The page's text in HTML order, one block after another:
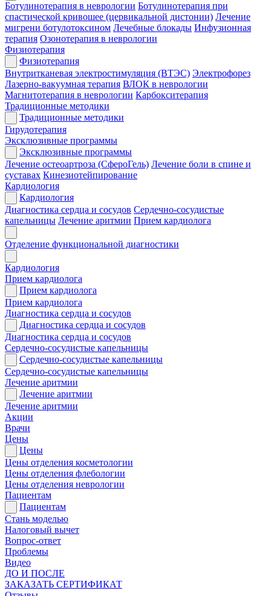
Ботулинотерапия в неврологии Ботулинотерапия при
спастической кривошее (цервикальной дистонии) Лечение
мигрени ботулотоксином Лечебные блокады Инфузионная
терапия Озонотерапия в неврологии
Физиотерапия
Физиотерапия
Внутритканевая электростимуляция (ВТЭС) Электрофорез
Лазерно-вакуумная терапия ВЛОК в неврологии
Магнитотерапия в неврологии Карбокситерапия
Традиционные методики
Традиционные методики
Гирудотерапия
Эксклюзивные программы
Эксклюзивные программы
Лечение остеоартроза (СфероГель) Лечение боли в спине и
суставах Кинезиотейпирование
Кардиология
Кардиология
Диагностика сердца и сосудов Сердечно-сосудистые
капельницы Лечение аритмии Прием кардиолога
Отделение функциональной диагностики
Кардиология
Прием кардиолога
Прием кардиолога
Прием кардиолога
Диагностика сердца и сосудов
Диагностика сердца и сосудов
Диагностика сердца и сосудов
Сердечно-сосудистые капельницы
Сердечно-сосудистые капельницы
Сердечно-сосудистые капельницы
Лечение аритмии
Лечение аритмии
Лечение аритмии
Акции
Врачи
Цены
Цены
Цены отделения косметологии
Цены отделения флебологии
Цены отделения неврологии
Пациентам
Пациентам
Стань моделью
Налоговый вычет
Вопрос-ответ
Проблемы
Видео
ДО И ПОСЛЕ
ЗАКАЗАТЬ СЕРТИФИКАТ